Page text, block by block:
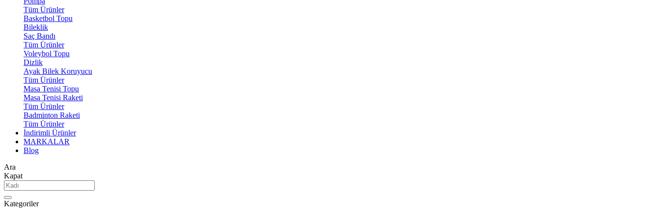
Tüm Ürünler
Basketbol Topu
Bileklik
Saç Bandı
Tüm Ürünler
Voleybol Topu
Dizlik
Ayak Bilek Koruyucu
Tüm Ürünler
Masa Tenisi Topu
Masa Tenisi Raketi
Tüm Ürünler
Badminton Raketi
Tüm Ürünler
İndirimli Ürünler
MARKALAR
Blog
Ara
Kapat
Kategoriler